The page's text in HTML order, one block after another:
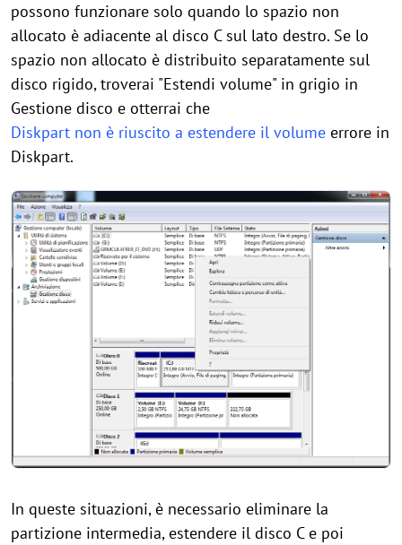
possono funzionare solo quando lo spazio non
allocato è adiacente al disco C sul lato destro. Se lo
spazio non allocato è distribuito separatamente sul
disco rigido, troverai "Estendi volume" in grigio in
Gestione disco e otterrai che
Diskpart non è riuscito a estendere il volume errore in
Diskpart.
In queste situazioni, è necessario eliminare la
partizione intermedia, estendere il disco C e poi